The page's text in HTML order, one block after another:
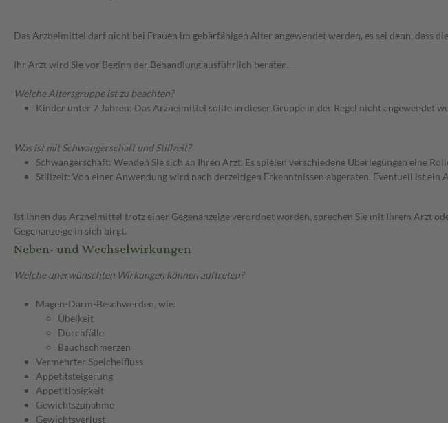
Das Arzneimittel darf nicht bei Frauen im gebärfähigen Alter angewendet werden, es sei denn, dass
Ihr Arzt wird Sie vor Beginn der Behandlung ausführlich beraten.
Welche Altersgruppe ist zu beachten?
Kinder unter 7 Jahren: Das Arzneimittel sollte in dieser Gruppe in der Regel nicht angewendet
Was ist mit Schwangerschaft und Stillzeit?
Schwangerschaft: Wenden Sie sich an Ihren Arzt. Es spielen verschiedene Überlegungen eine
Stillzeit: Von einer Anwendung wird nach derzeitigen Erkenntnissen abgeraten. Eventuell ist ein
Ist Ihnen das Arzneimittel trotz einer Gegenanzeige verordnet worden, sprechen Sie mit Ihrem Arzt
Gegenanzeige in sich birgt.
Neben- und Wechselwirkungen
Welche unerwünschten Wirkungen können auftreten?
Magen-Darm-Beschwerden, wie:
Übelkeit
Durchfälle
Bauchschmerzen
Vermehrter Speichelfluss
Appetitsteigerung
Appetitlosigkeit
Gewichtszunahme
Gewichtsverlust